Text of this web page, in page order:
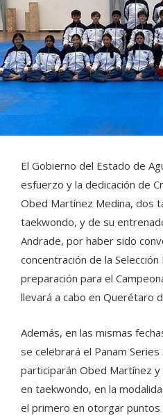
El Gobierno del Estado de
esfuerzo y la dedicación de
Obed Martínez Medina, dos
taekwondo, y de su
Andrade, por haber sido
concentración de la Selección
preparación para el
llevará a cabo en Querétaro
Además, en las mismas
se celebrará el Panam
participarán Obed Martínez
en taekwondo, en la
el primero en otorgar puntos